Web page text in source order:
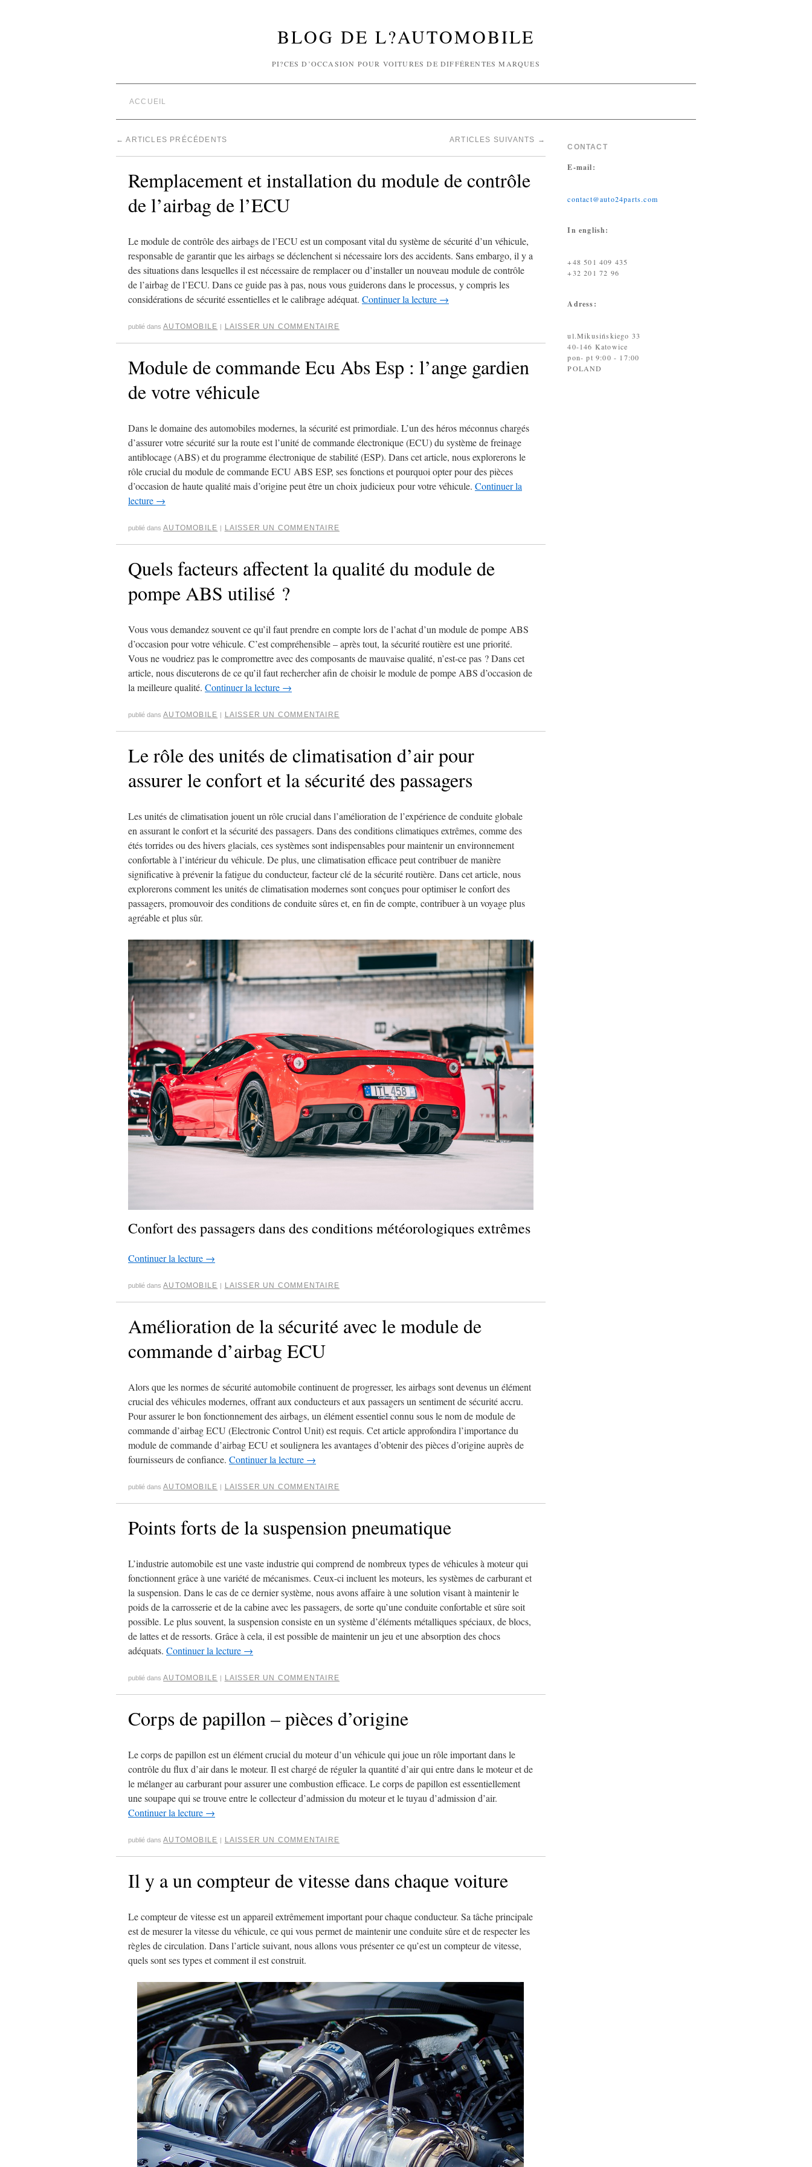
BLOG DE L?AUTOMOBILE
PI?CES D’OCCASION POUR VOITURES DE DIFFÉRENTES MARQUES
ACCUEIL
← ARTICLES PRÉCÉDENTS ARTICLES SUIVANTS →
Remplacement et installation du module de contrôle
de l’airbag de l’ECU
Le module de contrôle des airbags de l’ECU est un composant vital du système de sécurité d’un véhicule,
responsable de garantir que les airbags se déclenchent si nécessaire lors des accidents. Sans embargo, il y a
des situations dans lesquelles il est nécessaire de remplacer ou d’installer un nouveau module de contrôle
de l’airbag de l’ECU. Dans ce guide pas à pas, nous vous guiderons dans le processus, y compris les
considérations de sécurité essentielles et le calibrage adéquat. Continuer la lecture →
publié dans AUTOMOBILE | LAISSER UN COMMENTAIRE
Module de commande Ecu Abs Esp : l’ange gardien
de votre véhicule
Dans le domaine des automobiles modernes, la sécurité est primordiale. L’un des héros méconnus chargés
d’assurer votre sécurité sur la route est l’unité de commande électronique (ECU) du système de freinage
antiblocage (ABS) et du programme électronique de stabilité (ESP). Dans cet article, nous explorerons le
rôle crucial du module de commande ECU ABS ESP, ses fonctions et pourquoi opter pour des pièces
d’occasion de haute qualité mais d’origine peut être un choix judicieux pour votre véhicule. Continuer la
lecture →
publié dans AUTOMOBILE | LAISSER UN COMMENTAIRE
Quels facteurs affectent la qualité du module de
pompe ABS utilisé ?
Vous vous demandez souvent ce qu’il faut prendre en compte lors de l’achat d’un module de pompe ABS
d’occasion pour votre véhicule. C’est compréhensible – après tout, la sécurité routière est une priorité.
Vous ne voudriez pas le compromettre avec des composants de mauvaise qualité, n’est-ce pas ? Dans cet
article, nous discuterons de ce qu’il faut rechercher afin de choisir le module de pompe ABS d’occasion de
la meilleure qualité. Continuer la lecture →
publié dans AUTOMOBILE | LAISSER UN COMMENTAIRE
Le rôle des unités de climatisation d’air pour
assurer le confort et la sécurité des passagers
Les unités de climatisation jouent un rôle crucial dans l’amélioration de l’expérience de conduite globale
en assurant le confort et la sécurité des passagers. Dans des conditions climatiques extrêmes, comme des
étés torrides ou des hivers glacials, ces systèmes sont indispensables pour maintenir un environnement
confortable à l’intérieur du véhicule. De plus, une climatisation efficace peut contribuer de manière
significative à prévenir la fatigue du conducteur, facteur clé de la sécurité routière. Dans cet article, nous
explorerons comment les unités de climatisation modernes sont conçues pour optimiser le confort des
passagers, promouvoir des conditions de conduite sûres et, en fin de compte, contribuer à un voyage plus
agréable et plus sûr.
Confort des passagers dans des conditions météorologiques extrêmes
Continuer la lecture →
publié dans AUTOMOBILE LAISSER UN COMMENTAIRE
Amélioration de la sécurité avec le module de
commande d’airbag ECU
Alors que les normes de sécurité automobile continuent de progresser, les airbags sont devenus un élément
crucial des véhicules modernes, offrant aux conducteurs et aux passagers un sentiment de sécurité accru.
Pour assurer le bon fonctionnement des airbags, un élément essentiel connu sous le nom de module de
commande d’airbag ECU (Electronic Control Unit) est requis. Cet article approfondira l’importance du
module de commande d’airbag ECU et soulignera les avantages d’obtenir des pièces d’origine auprès de
fournisseurs de confiance. Continuer la lecture →
publié dans AUTOMOBILE LAISSER UN COMMENTAIRE
Points forts de la suspension pneumatique
L’industrie automobile est une vaste industrie qui comprend de nombreux types de véhicules à moteur qui
fonctionnent grâce à une variété de mécanismes. Ceux-ci incluent les moteurs, les systèmes de carburant et
la suspension. Dans le cas de ce dernier système, nous avons affaire à une solution visant à maintenir le
poids de la carrosserie et de la cabine avec les passagers, de sorte qu’une conduite confortable et sûre soit
possible. Le plus souvent, la suspension consiste en un système d’éléments métalliques spéciaux, de blocs,
de lattes et de ressorts. Grâce à cela, il est possible de maintenir un jeu et une absorption des chocs
adéquats. Continuer la lecture →
publié dans AUTOMOBILE LAISSER UN COMMENTAIRE
Corps de papillon – pièces d’origine
Le corps de papillon est un élément crucial du moteur d’un véhicule qui joue un rôle important dans le
contrôle du flux d’air dans le moteur. Il est chargé de réguler la quantité d’air qui entre dans le moteur et de
le mélanger au carburant pour assurer une combustion efficace. Le corps de papillon est essentiellement
une soupape qui se trouve entre le collecteur d’admission du moteur et le tuyau d’admission d’air.
Continuer la lecture →
publié dans AUTOMOBILE LAISSER UN COMMENTAIRE
Il y a un compteur de vitesse dans chaque voiture
Le compteur de vitesse est un appareil extrêmement important pour chaque conducteur. Sa tâche principale
est de mesurer la vitesse du véhicule, ce qui vous permet de maintenir une conduite sûre et de respecter les
règles de circulation. Dans l’article suivant, nous allons vous présenter ce qu’est un compteur de vitesse,
quels sont ses types et comment il est construit.
CONTACT
E-mail:
contact@auto24parts.com
In english:
+48 501 409 435
+32 201 72 96
Adress:
ul.Mikusińskiego 33
40-146 Katowice
pon- pt 9:00 - 17:00
POLAND